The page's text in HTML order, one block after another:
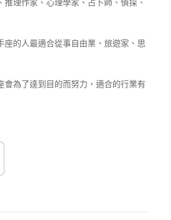
理作家、心理學家、占卜師、偵探、
的人最適合從事自由業、旅遊家、思
為了達到目的而努力，適合的行業有